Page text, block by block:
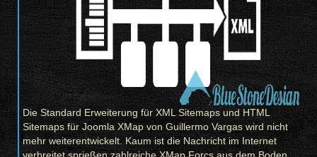
Die Standard Erweiterung für XML Sitemaps und HTML
Sitemaps für Joomla XMap von Guillermo Vargas wird nicht
mehr weiterentwickelt. Kaum ist die Nachricht im Internet